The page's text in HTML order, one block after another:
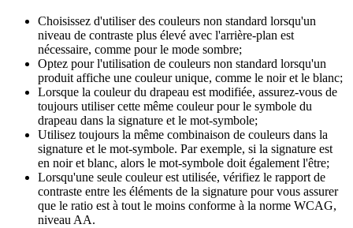
Choisissez d'utiliser des couleurs non standard lorsqu'un
niveau de contraste plus élevé avec l'arrière-plan est
nécessaire, comme pour le mode sombre;
Optez pour l'utilisation de couleurs non standard lorsqu'un
produit affiche une couleur unique, comme le noir et le blanc;
Lorsque la couleur du drapeau est modifiée, assurez-vous de
toujours utiliser cette même couleur pour le symbole du
drapeau dans la signature et le mot-symbole;
Utilisez toujours la même combinaison de couleurs dans la
signature et le mot-symbole. Par exemple, si la signature est
en noir et blanc, alors le mot-symbole doit également l'être;
Lorsqu'une seule couleur est utilisée, vérifiez le rapport de
contraste entre les éléments de la signature pour vous assurer
que le ratio est à tout le moins conforme à la norme WCAG,
niveau AA.